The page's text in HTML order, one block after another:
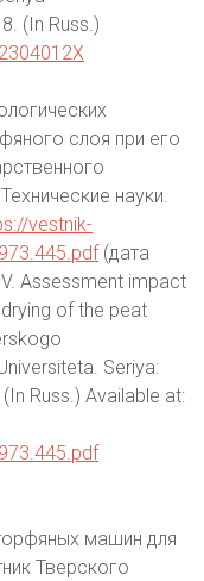
(In Russ.)
слоя при его
науки.
vestnik-
(дата
Assessment impact
of the peat
Seriya:
Russ.) Available at:
машин для
Тверского